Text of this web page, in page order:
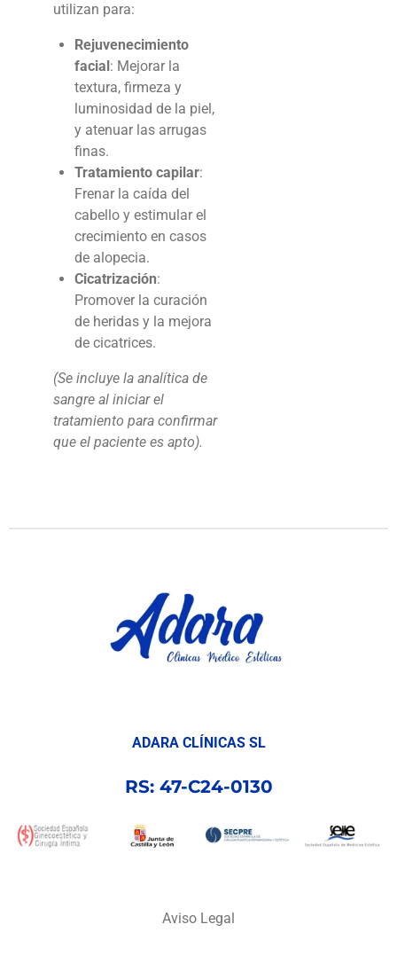
utilizan para:
Rejuvenecimiento
facial: Mejorar la
textura, firmeza y
luminosidad de la piel,
y atenuar las arrugas
finas.
Tratamiento capilar:
Frenar la caída del
cabello y estimular el
crecimiento en casos
de alopecia.
Cicatrización:
Promover la curación
de heridas y la mejora
de cicatrices.
(Se incluye la analítica de
sangre al iniciar el
tratamiento para confirmar
que el paciente es apto).
ADARA CLÍNICAS SL
RS: 47-C24-0130
Aviso Legal